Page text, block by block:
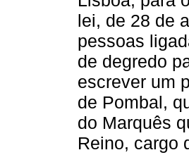
lei, de 28 de
pessoas
de degredo
escrever um
de Pombal,
do Marquês
Reino, cargo